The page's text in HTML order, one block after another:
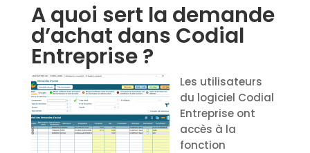
A quoi sert la demande
d’achat dans Codial
Entreprise ?
Les utilisateurs
du logiciel Codial
Entreprise ont
accès à la
fonction